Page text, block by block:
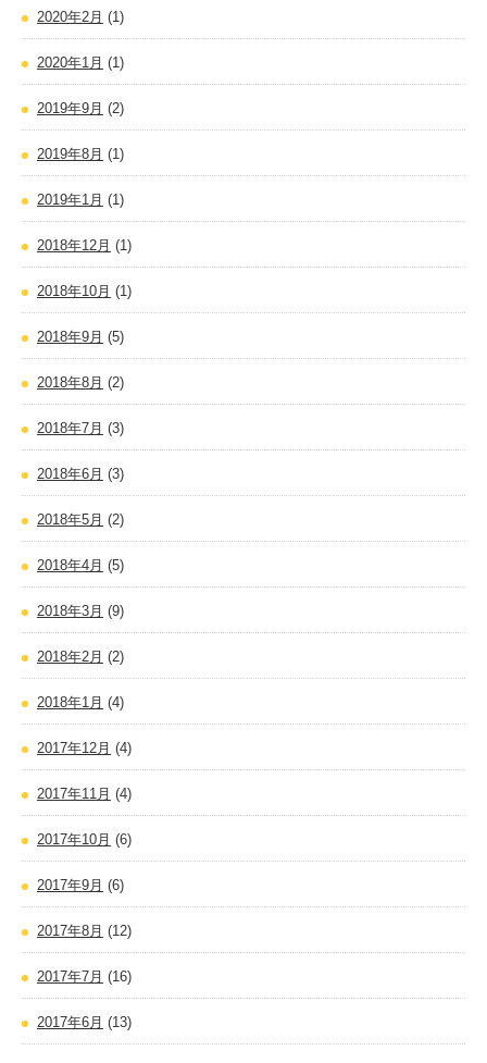
2020年2月 (1)
2020年1月 (1)
2019年9月 (2)
2019年8月 (1)
2019年1月 (1)
2018年12月 (1)
2018年10月 (1)
2018年9月 (5)
2018年8月 (2)
2018年7月 (3)
2018年6月 (3)
2018年5月 (2)
2018年4月 (5)
2018年3月 (9)
2018年2月 (2)
2018年1月 (4)
2017年12月 (4)
2017年11月 (4)
2017年10月 (6)
2017年9月 (6)
2017年8月 (12)
2017年7月 (16)
2017年6月 (13)